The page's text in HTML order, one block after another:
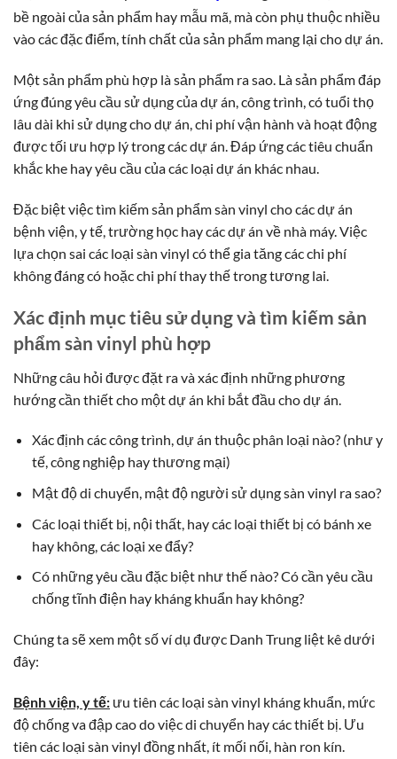
bề ngoài của sản phẩm hay mẫu mã, mà còn phụ thuộc nhiều
vào các đặc điểm, tính chất của sản phẩm mang lại cho dự án.
Một sản phẩm phù hợp là sản phẩm ra sao. Là sản phẩm đáp
ứng đúng yêu cầu sử dụng của dự án, công trình, có tuổi thọ
lâu dài khi sử dụng cho dự án, chi phí vận hành và hoạt động
được tối ưu hợp lý trong các dự án. Đáp ứng các tiêu chuẩn
khắc khe hay yêu cầu của các loại dự án khác nhau.
Đặc biệt việc tìm kiếm sản phẩm sàn vinyl cho các dự án
bệnh viện, y tế, trường học hay các dự án về nhà máy. Việc
lựa chọn sai các loại sàn vinyl có thể gia tăng các chi phí
không đáng có hoặc chi phí thay thế trong tương lai.
Xác định mục tiêu sử dụng và tìm kiếm sản
phẩm sàn vinyl phù hợp
Những câu hỏi được đặt ra và xác định những phương
hướng cần thiết cho một dự án khi bắt đầu cho dự án.
Xác định các công trình, dự án thuộc phân loại nào? (như y
tế, công nghiệp hay thương mại)
Mật độ di chuyển, mật độ người sử dụng sàn vinyl ra sao?
Các loại thiết bị, nội thất, hay các loại thiết bị có bánh xe
hay không, các loại xe đẩy?
Có những yêu cầu đặc biệt như thế nào? Có cần yêu cầu
chống tĩnh điện hay kháng khuẩn hay không?
Chúng ta sẽ xem một số ví dụ được Danh Trung liệt kê dưới
đây:
Bệnh viện, y tế: ưu tiên các loại sàn vinyl kháng khuẩn, mức
độ chống va đập cao do việc di chuyển hay các thiết bị. Ưu
tiên các loại sàn vinyl đồng nhất, ít mối nối, hàn ron kín.